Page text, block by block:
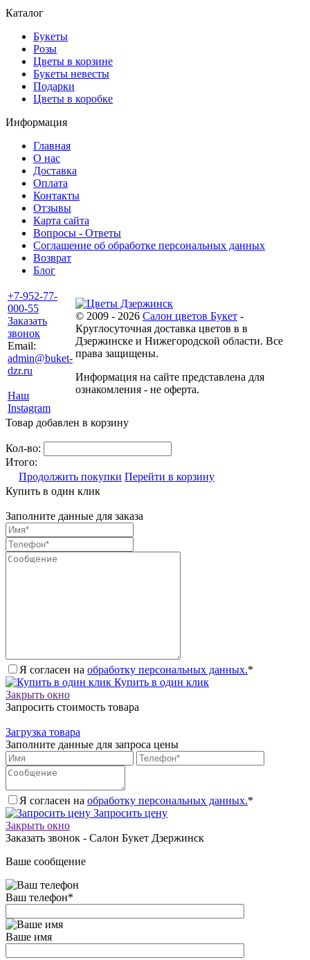
Каталог
Букеты
Розы
Цветы в корзине
Букеты невесты
Подарки
Цветы в коробке
Информация
Главная
О нас
Доставка
Оплата
Контакты
Отзывы
Карта сайта
Вопросы - Ответы
Соглашение об обработке персональных данных
Возврат
Блог
+7-952-77-
000-55
Заказать
звонок
Email:
admin@buket-
dzr.ru
Наш
Instagram
© 2009 - 2026 Салон цветов Букет -
Круглосуточная доставка цветов в в
Дзержинске и Нижегородской области. Все
права защищены.
Информация на сайте представлена для
ознакомления - не оферта.
Товар добавлен в корзину
Кол-во:
Итого:
Продолжить покупки Перейти в корзину
Купить в один клик
Заполните данные для заказа
Я согласен на обработку персональных данных.*
Купить в один клик
Закрыть окно
Запросить стоимость товара
Загрузка товара
Заполните данные для запроса цены
Я согласен на обработку персональных данных.*
Запросить цену
Закрыть окно
Заказать звонок - Салон Букет Дзержинск
Ваше сообщение
Ваш телефон*
Ваше имя